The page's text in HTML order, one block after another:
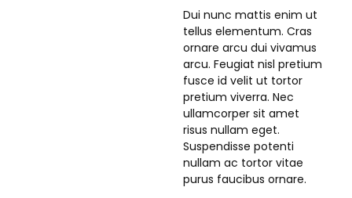
Dui nunc mattis enim ut
tellus elementum. Cras
ornare arcu dui vivamus
arcu. Feugiat nisl pretium
fusce id velit ut tortor
pretium viverra. Nec
ullamcorper sit amet
risus nullam eget.
Suspendisse potenti
nullam ac tortor vitae
purus faucibus ornare.